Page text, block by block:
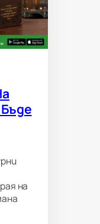
на